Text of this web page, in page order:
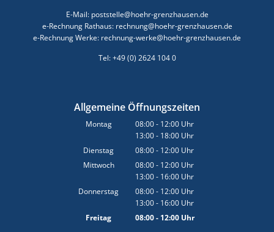
E-Mail: poststelle@hoehr-grenzhausen.de
e-Rechnung Rathaus: rechnung@hoehr-grenzhausen.de
e-Rechnung Werke: rechnung-werke@hoehr-grenzhausen.de
Tel: +49 (0) 2624 104 0
Allgemeine Öffnungszeiten
Montag 08:00- 12:00 Uhr
Von 08:00 bis 12:00 Uhr
13:00- 18:00 Uhr
Von 13:00 bis 18:00 Uhr
Dienstag 08:00- 12:00 Uhr
Von 08:00 bis 12:00 Uhr
Mittwoch 08:00- 12:00 Uhr
Von 08:00 bis 12:00 Uhr
13:00- 16:00 Uhr
Von 13:00 bis 16:00 Uhr
Donnerstag 08:00- 12:00 Uhr
Von 08:00 bis 12:00 Uhr
13:00- 16:00 Uhr
Von 13:00 bis 16:00 Uhr
Freitag 08:00- 12:00Uhr